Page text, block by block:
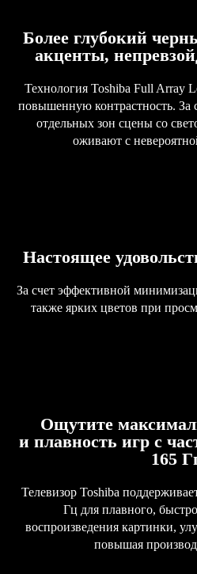
Более глубокий
акценты,
Технология Toshiba Full Array
повышенную контрастность. За
отдельных зон сцены со
оживают с
Настоящее
За счет эффективной
также ярких цветов при
Ощутите
и плавность игр с
165
Телевизор Toshiba
Гц для плавного,
воспроизведения картинки,
повышая